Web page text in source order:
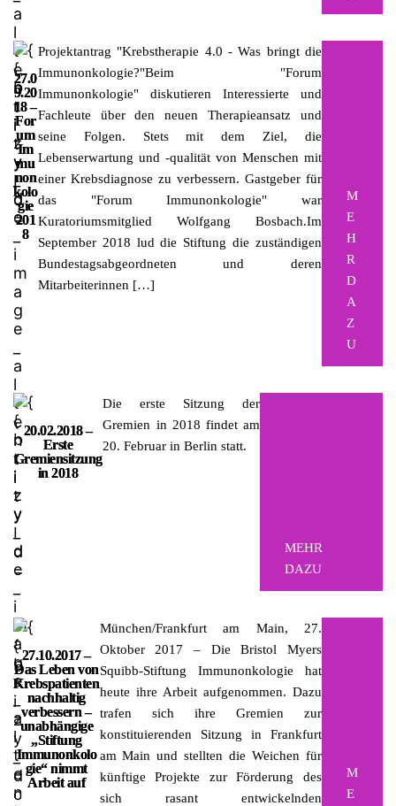
27.0
9.20
18 –
For
um
Im
mu
non
kolo
gie
201
8
Projektantrag "Krebstherapie 4.0 - Was bringt die
Immunonkologie?"Beim "Forum
Immunonkologie" diskutieren Interessierte und
Fachleute über den neuen Therapieansatz und
seine Folgen. Stets mit dem Ziel, die
Lebenserwartung und -qualität von Menschen mit
einer Krebsdiagnose zu verbessern. Gastgeber für
das "Forum Immunonkologie" war
Kuratoriumsmitglied Wolfgang Bosbach.Im
September 2018 lud die Stiftung die zuständigen
Bundestagsabgeordneten und deren
Mitarbeiterinnen […]
M
E
H
R
D
A
Z
U
20.02.2018 –
Erste
Gremiensitzung
in 2018
Die erste Sitzung der
Gremien in 2018 findet am
20. Februar in Berlin statt.
MEHR
DAZU
27.10.2017 –
Das Leben von
Krebspatienten
nachhaltig
verbessern –
unabhängige
„Stiftung
Immunonkolo
gie“ nimmt
Arbeit auf
München/Frankfurt am Main, 27.
Oktober 2017 – Die Bristol Myers
Squibb-Stiftung Immunonkologie hat
heute ihre Arbeit aufgenommen. Dazu
trafen sich ihre Gremien zur
konstituierenden Sitzung in Frankfurt
am Main und stellten die Weichen für
künftige Projekte zur Förderung des
sich rasant entwickelnden
M
E